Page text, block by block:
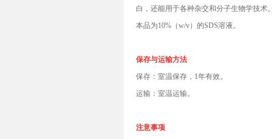
白，还能用于各种杂交和分子生物学技术
本品为10%（w/v）的SDS溶液。
保存与运输方法
保存：室温保存，1年有效。
运输：室温运输。
注意事项